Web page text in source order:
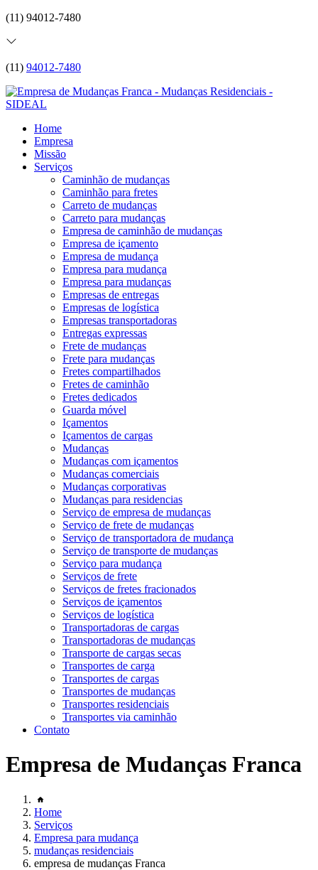
(11) 94012-7480
(11) 94012-7480
Home
Empresa
Missão
Serviços
Caminhão de mudanças
Caminhão para fretes
Carreto de mudanças
Carreto para mudanças
Empresa de caminhão de mudanças
Empresa de içamento
Empresa de mudança
Empresa para mudança
Empresa para mudanças
Empresas de entregas
Empresas de logística
Empresas transportadoras
Entregas expressas
Frete de mudanças
Frete para mudanças
Fretes compartilhados
Fretes de caminhão
Fretes dedicados
Guarda móvel
Içamentos
Içamentos de cargas
Mudanças
Mudanças com içamentos
Mudanças comerciais
Mudanças corporativas
Mudanças para residencias
Serviço de empresa de mudanças
Serviço de frete de mudanças
Serviço de transportadora de mudança
Serviço de transporte de mudanças
Serviço para mudança
Serviços de frete
Serviços de fretes fracionados
Serviços de içamentos
Serviços de logística
Transportadoras de cargas
Transportadoras de mudanças
Transporte de cargas secas
Transportes de carga
Transportes de cargas
Transportes de mudanças
Transportes residenciais
Transportes via caminhão
Contato
Empresa de Mudanças Franca
Home
Serviços
Empresa para mudança
mudanças residenciais
empresa de mudanças Franca